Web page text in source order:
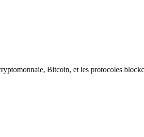
Bitcoin, et les protocoles